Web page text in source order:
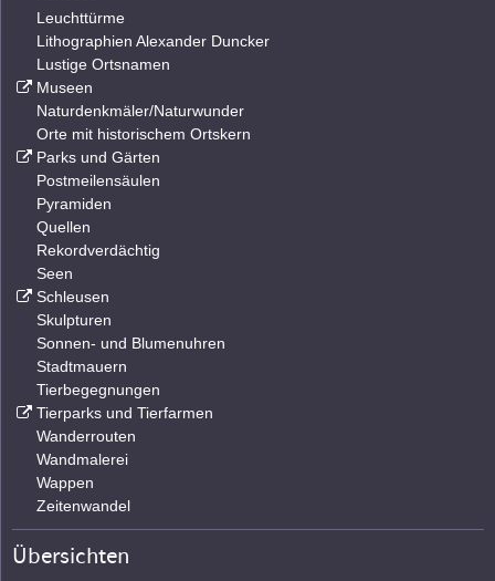
Leuchttürme
Lithographien Alexander Duncker
Lustige Ortsnamen
Museen
Naturdenkmäler/Naturwunder
Orte mit historischem Ortskern
Parks und Gärten
Postmeilensäulen
Pyramiden
Quellen
Rekordverdächtig
Seen
Schleusen
Skulpturen
Sonnen- und Blumenuhren
Stadtmauern
Tierbegegnungen
Tierparks und Tierfarmen
Wanderrouten
Wandmalerei
Wappen
Zeitenwandel
Übersichten